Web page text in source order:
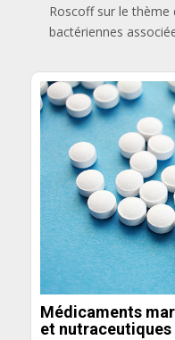
Roscoff sur le thème
bactériennes
Médicaments
et nutraceutiques